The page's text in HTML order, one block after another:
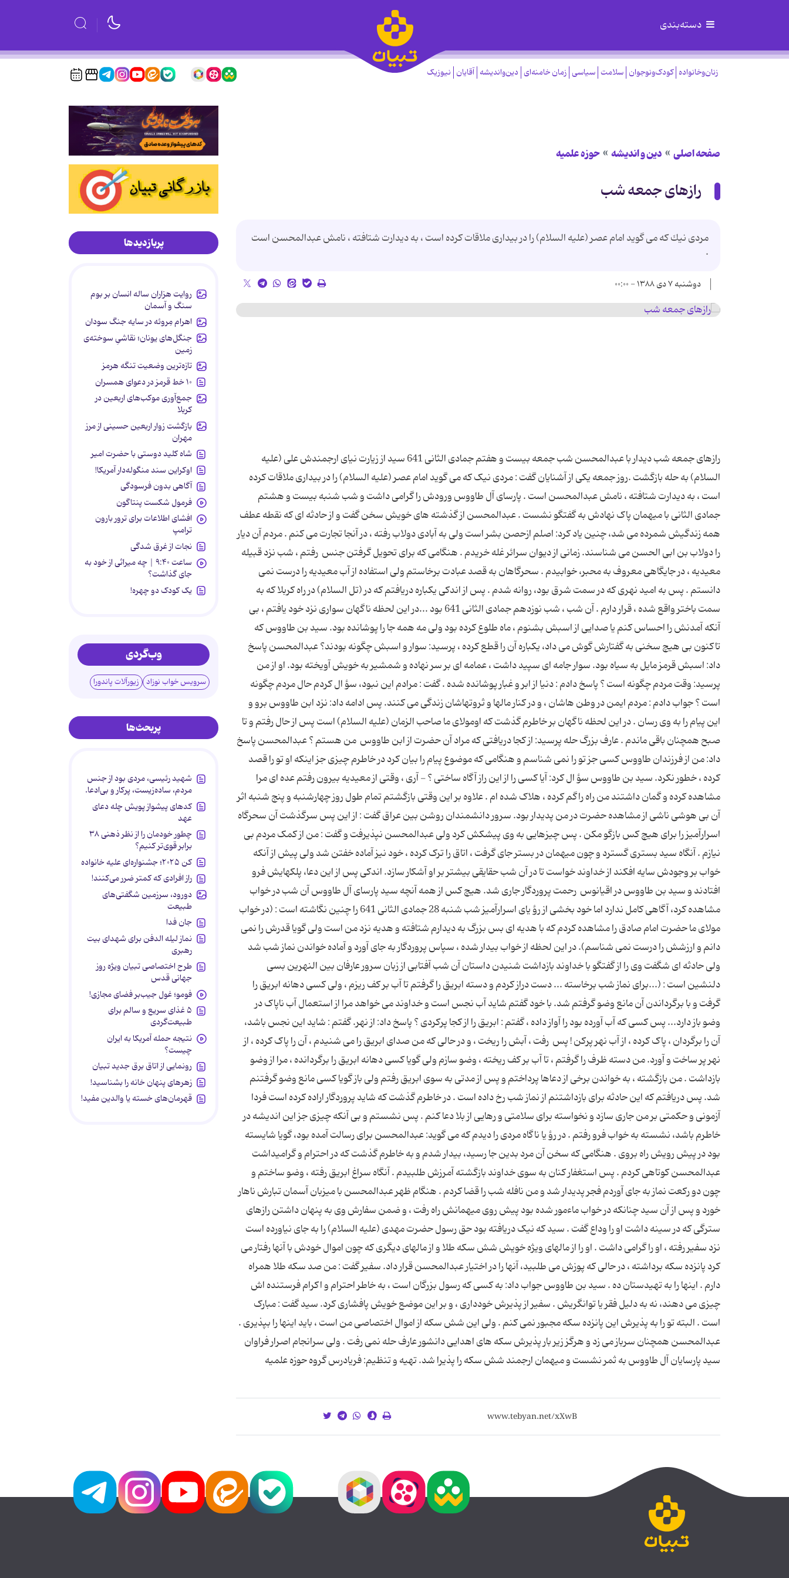
دسته‌بندی
زنان‌وخانواده کودک‌ونوجوان سلامت سیاسی زمان خامنه‌ای دین‌واندیشه آقایان نیوزیک
صفحه اصلی دین و اندیشه حوزه علمیه
رازهاى جمعه شب
مردى نيك كه مى گويد امام عصر (عليه السلام) را در بيدارى ملاقات كرده است ، به ديدارت شتافته ، نامش عبدالمحسن است
.
دوشنبه ۷ دی ۱۳۸۸ - ۰۰:۰۰
رازهاى جمعه شب ديدار با عبدالمحسن شب جمعه بيست و هفتم جمادى الثانى 641 سيد از زيارت نياى ارجمندش على (عليه
السلام) به حله بازگشت .روز جمعه يکى از آشنايان گفت : مردى نيک که مى گويد امام عصر (عليه السلام) را در بيدارى ملاقات کرده
است ، به ديدارت شتافته ، نامش عبدالمحسن است . پارساى آل طاووس ورودش را گرامى داشت و شب شنبه بيست و هشتم
جمادى الثانى با ميهمان پاک نهادش به گفتگو نشست . عبدالمحسن از گذشته هاى خويش سخن گفت و از حادثه اى که نقطه عطف
همه زندگيش شمرده مى شد، چنين ياد کرد: اصلم ازحصن بشر است ولى به آبادى دولاب رفته ، در آنجا تجارت مى کنم . مردم آن ديار
را دولاب بن ابى الحسن مى شناسند. زمانى از ديوان سرائر غله خريدم . هنگامى که براى تحويل گرفتن جنس ‍ رفتم ، شب نزد قبيله
معيديه ، در جايگاهى معروف به محبر، خوابيدم . سحرگاهان به قصد عبادت برخاستم ولى استفاده از آب معيديه را درست نمى
دانستم . پس به اميد نهرى که در سمت شرق بود، روانه شدم . پس از اندکى يکباره دريافتم که در (تل السلام) در راه کربلا که به
سمت باختر واقع شده ، قرار دارم . آن شب ، شب نوزدهم جمادى الثانى 641 بود ...در اين لحظه ناگهان سوارى نزد خود يافتم ، بى
آنکه آمدنش را احساس کنم يا صدايى از اسبش بشنوم ، ماه طلوع کرده بود ولى مه همه جا را پوشانده بود. سيد بن طاووس که
تاکنون بى هيچ سخنى به گفتارش گوش مى داد، يکباره آن را قطع کرده ، پرسيد: سوار و اسبش چگونه بودند؟ عبدالمحسن پاسخ
داد: اسبش قرمز مايل به سياه بود. سوار جامه اى سپيد داشت ، عمامه اى بر سر نهاده و شمشير به خويش آويخته بود. او از من
پرسيد: وقت مردم چگونه است ؟ پاسخ دادم : دنيا از ابر و غبار پوشانده شده . گفت : مرادم اين نبود، سؤ ال کردم حال مردم چگونه
است ؟ جواب دادم : مردم ايمن در وطن هاشان ، و در کنار مالها و ثروتهاشان زندگى مى کنند. پس ادامه داد: نزد ابن طاووس برو و
اين پيام را به وى رسان . در اين لحظه ناگهان بر خاطرم گذشت که اومولاى ما صاحب الزمان (عليه السلام) است پس از حال رفتم و تا
صبح همچنان باقى ماندم . عارف بزرگ حله پرسيد: از کجا دريافتى که مراد آن حضرت از ابن طاووس ‍ من هستم ؟ عبدالمحسن پاسخ
داد: من از فرزندان طاووس کسى جز تو را نمى شناسم و هنگامى که موضوع پيام را بيان کرد در خاطرم چيزى جز اينکه او تو را قصد
کرده ، خطور نکرد. سيد بن طاووس سؤ ال کرد: آيا کسى را از اين راز آگاه ساختى ؟ - آرى ، وقتى از معيديه بيرون رفتم عده اى مرا
مشاهده کرده و گمان داشتند من راه راگم کرده ، هلاک شده ام . علاوه بر اين وقتى بازگشتم تمام طول روز چهارشنبه و پنج شنبه اثر
آن بى هوشى ناشى از مشاهده حضرت در من پديدار بود. سرور دانشمندان روشن بين عراق گفت : از اين پس سرگذشت آن سحرگاه
اسرارآميز را براى هيچ کس بازگو مکن . پس چيزهايى به وى پيشکش کرد ولى عبدالمحسن نپذيرفت و گفت : من از کمک مردم بى
نيازم . آنگاه سيد بسترى گسترد و چون ميهمان در بستر جاى گرفت ، اتاق را ترک کرده ، خود نيز آماده خفتن شد ولى پيش از آنکه
خواب بر وجودش سايه افکند از خداوند خواست تا در آن شب حقايقى بيشتر بر او آشکار سازد. اندکى پس از اين دعا، پلکهايش فرو
افتادند و سيد بن طاووس در اقيانوس ‍ رحمت پروردگار جارى شد. هيچ کس از همه آنچه سيد پارساى آل طاووس آن شب در خواب
مشاهده کرد، آگاهى کامل ندارد اما خود بخشى از رؤ ياى اسرارآميز شب شنبه 28 جمادى الثانى 641 را چنين نگاشته است : (در خواب
مولاى ما حضرت امام صادق را مشاهده کردم که با هديه اى بس بزرگ به ديدارم شتافته و هديه نزد من است ولى گويا قدرش را نمى
دانم و ارزشش را درست نمى شناسم). در اين لحظه از خواب بيدار شده ، سپاس پروردگار به جاى آورد و آماده خواندن نماز شب شد
ولى حادثه اى شگفت وى را از گفتگو با خداوند بازداشت شنيدن داستان آن شب آفتابى از زبان سرور عارفان بين النهرين بسى
دلنشين است : (...براى نماز شب برخاسته ... دست دراز کردم و دسته ابريق را گرفتم تا آب بر کف ريزم ، ولى کسى دهانه ابريق را
گرفت و با برگرداندن آن مانع وضو گرفتم شد. با خود گفتم شايد آب نجس است و خداوند مى خواهد مرا از استعمال آب ناپاک در
وضو باز دارد... پس کسى که آب آورده بود را آواز داده ، گفتم : ابريق را از کجا پرکردى ؟ پاسخ داد: از نهر. گفتم : شايد اين نجس باشد،
آن را برگردان ، پاک کرده ، از آب نهر پرکن ! پس ‍ رفت ، آبش را ريخت ، و در حالى که من صداى ابريق را مى شنيدم ، آن را پاک کرده ، از
نهر پر ساخت و آورد. من دسته ظرف را گرفتم ، تا آب بر کف ريخته ، وضو سازم ولى گويا کسى دهانه ابريق را برگردانده ، مرا از وضو
بازداشت . من بازگشته ، به خواندن برخى از دعاها پرداختم و پس از مدتى به سوى ابريق رفتم ولى باز گويا کسى مانع وضو گرفتنم
شد. پس دريافتم که اين حادثه براى بازداشتنم از نماز شب رخ داده است . در خاطرم گذشت که شايد پروردگار اراده کرده است فردا
آزمونى و حکمتى بر من جارى سازد و نخواسته براى سلامتى و رهايى از بلا دعا کنم . پس نشستم و بى آنکه چيزى جز اين انديشه در
خاطرم باشد، نشسته به خواب فرو رفتم . در رؤ يا ناگاه مردى را ديدم که مى گويد: عبدالمحسن براى رسالت آمده بود، گويا شايسته
بود در پيش رويش راه بروى . هنگامى که سخن آن مرد بدين جا رسيد، بيدار شدم و به خاطرم گذشت که در احترام و گراميداشت
عبدالمحسن کوتاهى کردم . پس استغفار کنان به سوى خداوند بازگشته آمرزش طلبيدم . آنگاه سراغ ابريق رفته ، وضو ساختم و
چون دو رکعت نماز به جاى آوردم فجر پديدار شد و من نافله شب را قضا کردم . هنگام ظهر عبدالمحسن با ميزبان آسمان تبارش ناهار
خورد و پس از آن سيد چنانکه در خواب ماءمور شده بود پيش روى ميهمانش راه رفت ، و ضمن سفارش وى به پنهان داشتن رازهاى
سترگى که در سينه داشت او را وداع گفت . سيد که نيک دريافته بود حق رسول حضرت مهدى (عليه السلام) را به جاى نياورده است
نزد سفير رفته ، او را گرامى داشت . او را از مالهاى ويژه خويش شش سکه طلا و از مالهاى ديگرى که چون اموال خودش با آنها رفتار مى
کرد پانزده سکه برداشته ، در حالى که پوزش مى طلبيد، آنها را در اختيار عبدالمحسن قرار داد. سفير گفت : من صد سکه طلا همراه
دارم . اينها را به تهيدستان ده . سيد بن طاووس جواب داد: به کسى که رسول بزرگان است ، به خاطر احترام و اکرام فرستنده اش
چيزى مى دهند، نه به دليل فقر يا توانگريش . سفير از پذيرش خوددارى ، و بر اين موضع خويش پافشارى کرد. سيد گفت : مبارک
است . البته تو را به پذيرش اين پانزده سکه مجبور نمى کنم . ولى اين شش سکه از اموال اختصاصى من است ، بايد اينها را بپذيرى .
عبدالمحسن همچنان سرباز مى زد و هرگز زير بار پذيرش سکه هاى اهدايى دانشور عارف حله نمى رفت . ولى سرانجام اصرار فراوان
سيد پارسايان آل طاووس به ثمر نشست و ميهمان ارجمند شش سکه را پذيرا شد. تهيه و تنظيم: فريادرس گروه حوزه علميه
پربازدیدها
روایت هزاران ساله انسان بر بوم
سنگ و آسمان
اهرام مِروئه در سایه جنگ سودان
جنگل‌های یونان؛ نقاشیِ سوخته‌ی
زمین
تازه‌ترین وضعیت تنگه هرمز
۱۰ خط قرمز در دعوای همسران
جمع‌آوری موکب‌های اربعین در
کربلا
بازگشت زوار اربعین حسینی از مرز
مهران
شاه کلید دوستی با حضرت امیر
اوکراین سند منگوله‌دار آمریکا!
آگاهی بدون فرسودگی
فرمول شکست پنتاگون
افشای اطلاعات برای ترور بارون
ترامپ
نجات از غرق شدگی
ساعت ۹:۴۰ | چه میراثی از خود به
جای گذاشت؟
یک کودک دو چهره!
وب‌گردی
سرویس خواب نوزاد زیورآلات پاندورا
پربحث‌ها
شهید رئیسی، مردی بود از جنس
مردم، ساده‌زیست، پرکار و بی‌ادعا.
کدهای پیشواز پویش چله دعای
عهد
چطور خودمان را از نظر ذهنی ۳۸
برابر قوی‌تر کنیم؟
کن ۲۰۲۵؛ جشنواره‌ای علیه خانواده
راز افرادی که کمتر ضرر می‌کنند!
دورود، سرزمین شگفتی‌های
طبیعت
جان فدا
نماز لیله الدفن برای شهدای بیت
رهبری
طرح اختصاصی تبیان ویژه روز
جهانی قدس
فومو؛ غول جیب‌بر فضای مجازی!
۵ غذای سریع و سالم برای
طبیعت‌گردی
نتیجه حمله آمریکا به ایران
چیست؟
رونمایی از اتاق برق جدید تبیان
زهرهای پنهان خانه را بشناسید!
قهرمان‌های خسته یا والدین مفید!